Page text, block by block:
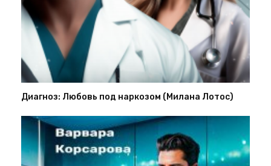
Диагноз: Любовь под наркозом (Милана Лотос)